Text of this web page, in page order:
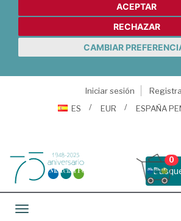
ACEPTAR
RECHAZAR
CAMBIAR
Iniciar sesión
ES
EUR ESPAÑA
0
Toggle navigation